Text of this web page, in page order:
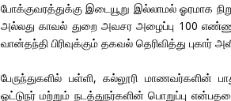
போக்குவரத்துக்கு இடையூறு இல்லாமல் ஓரமாக
அல்லது காவல் துறை அவசர அழைப்பு 100
வான்தந்தி பிரிவுக்கும் தகவல் தெரிவித்து புகார்
பேருந்துகளில் பள்ளி, கல்லூரி மாணவர்களின்
ஓட்டுநர் மற்றும் நடத்துநர்களின் பொறுப்பு